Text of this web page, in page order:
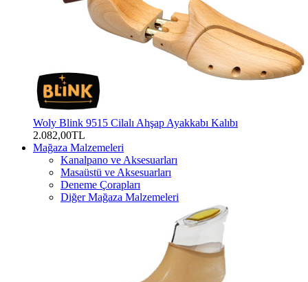
Woly Blink 9515 Cilalı Ahşap Ayakkabı Kalıbı
2.082,00TL
Mağaza Malzemeleri
Kanalpano ve Aksesuarları
Masaüstü ve Aksesuarları
Deneme Çorapları
Diğer Mağaza Malzemeleri